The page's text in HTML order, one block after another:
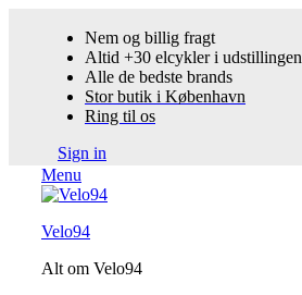
Nem og billig fragt
Altid +30 elcykler i udstillingen
Alle de bedste brands
Stor butik i København
Ring til os
Sign in
Menu
Velo94
Alt om Velo94